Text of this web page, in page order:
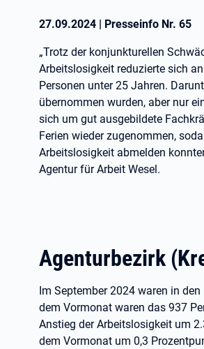
27.09.2024 | Presseinfo Nr. 65
„Trotz der konjunkturellen
Arbeitslosigkeit reduzierte sich
Personen unter 25 Jahren.
übernommen wurden, aber nur
sich um gut ausgebildete
Ferien wieder zugenommen,
Arbeitslosigkeit abmelden
Agentur für Arbeit Wesel.
Agenturbezirk
Im September 2024 waren in
dem Vormonat waren das 937
Anstieg der Arbeitslosigkeit um
dem Vormonat um 0,3